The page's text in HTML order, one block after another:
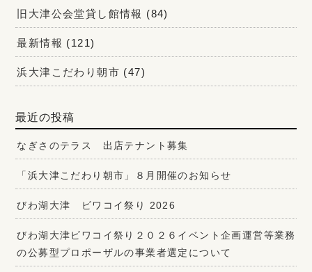
旧大津公会堂貸し館情報 (84)
最新情報 (121)
浜大津こだわり朝市 (47)
最近の投稿
なぎさのテラス 出店テナント募集
「浜大津こだわり朝市」８月開催のお知らせ
びわ湖大津 ビワコイ祭り 2026
びわ湖大津ビワコイ祭り２０２６イベント企画運営等業務
の公募型プロポーザルの事業者選定について